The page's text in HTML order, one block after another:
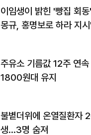
이임생이 밝힌 '빵집 회
몽규, 홍명보로 하라 지
주유소 기름값 12주 연
1800원대 유지
불볕더위에 온열질환자
생…3명 숨져